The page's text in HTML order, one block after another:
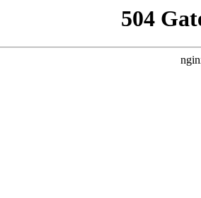
504